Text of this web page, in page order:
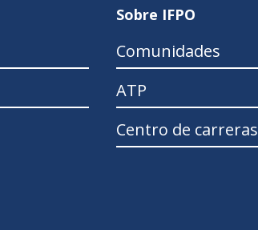
Sobre IFPO
Comunidades
ATP
Centro de carreras